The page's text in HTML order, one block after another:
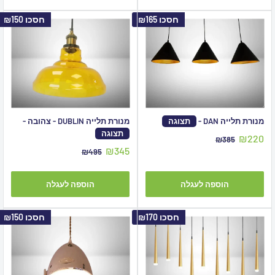
חסכו ₪165
מנורת תלייה DAN - תצוגה
מחיר
₪220 מחיר
₪385
הוספה לעגלה
חסכו ₪150
מנורת תלייה DUBLIN - צהובה -
תצוגה
מחיר
₪345 מחיר
₪495
הוספה לעגלה
חסכו ₪170 חסכו ₪150